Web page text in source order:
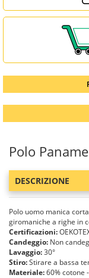
Polo
DESCRIZIONE
Polo uomo manica
giromaniche a righe in
Certificazioni:
Candeggio: Non
Lavaggio:30°
Stiro:Stirare a bassa
Materiale:60% cotone